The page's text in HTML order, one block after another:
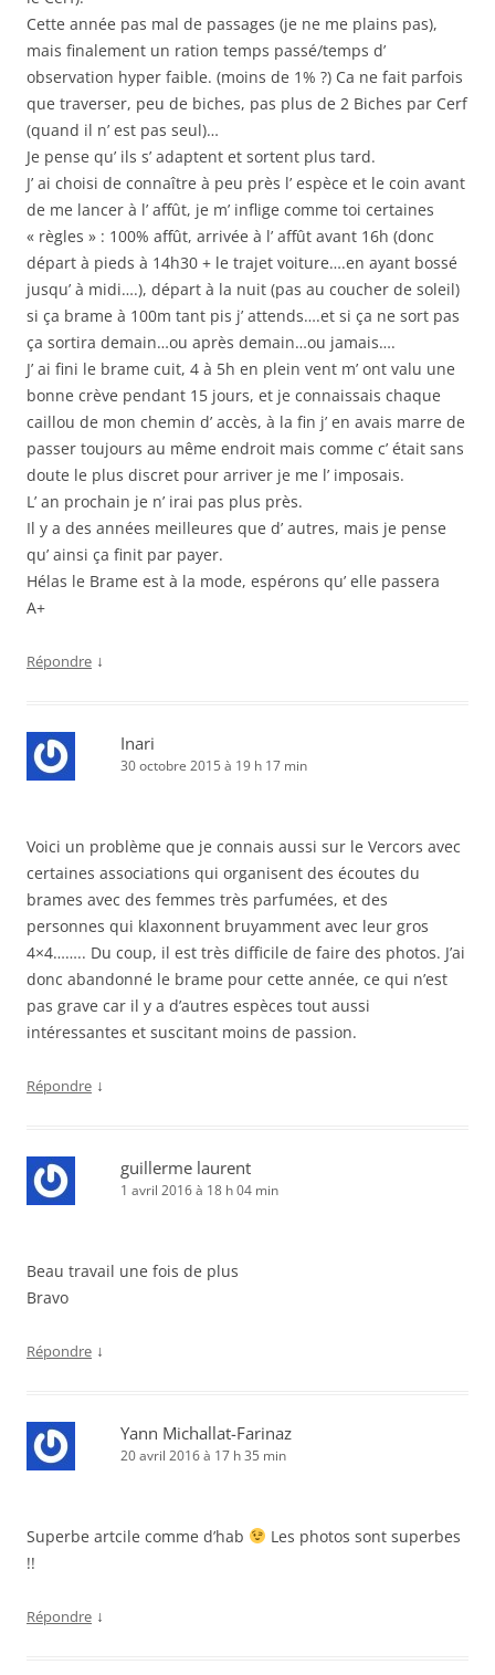
Cette année pas mal de passages (je ne me plains pas),
mais finalement un ration temps passé/temps d’
observation hyper faible. (moins de 1% ?) Ca ne fait parfois
que traverser, peu de biches, pas plus de 2 Biches par Cerf
(quand il n’ est pas seul)…
Je pense qu’ ils s’ adaptent et sortent plus tard.
J’ ai choisi de connaître à peu près l’ espèce et le coin avant
de me lancer à l’ affût, je m’ inflige comme toi certaines
« règles » : 100% affût, arrivée à l’ affût avant 16h (donc
départ à pieds à 14h30 + le trajet voiture….en ayant bossé
jusqu’ à midi….), départ à la nuit (pas au coucher de soleil)
si ça brame à 100m tant pis j’ attends….et si ça ne sort pas
ça sortira demain…ou après demain…ou jamais….
J’ ai fini le brame cuit, 4 à 5h en plein vent m’ ont valu une
bonne crève pendant 15 jours, et je connaissais chaque
caillou de mon chemin d’ accès, à la fin j’ en avais marre de
passer toujours au même endroit mais comme c’ était sans
doute le plus discret pour arriver je me l’ imposais.
L’ an prochain je n’ irai pas plus près.
Il y a des années meilleures que d’ autres, mais je pense
qu’ ainsi ça finit par payer.
Hélas le Brame est à la mode, espérons qu’ elle passera
A+
Répondre ↓
Inari
30 octobre 2015 à 19 h 17 min
Voici un problème que je connais aussi sur le Vercors avec
certaines associations qui organisent des écoutes du
brames avec des femmes très parfumées, et des
personnes qui klaxonnent bruyamment avec leur gros
4×4…….. Du coup, il est très difficile de faire des photos. J’ai
donc abandonné le brame pour cette année, ce qui n’est
pas grave car il y a d’autres espèces tout aussi
intéressantes et suscitant moins de passion.
Répondre ↓
guillerme laurent
1 avril 2016 à 18 h 04 min
Beau travail une fois de plus
Bravo
Répondre ↓
Yann Michallat-Farinaz
20 avril 2016 à 17 h 35 min
Superbe artcile comme d’hab
Les photos sont superbes
!!
Répondre ↓